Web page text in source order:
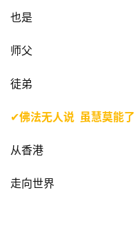
策
规
免
声
也是
师父
徒弟
✔佛法无人说  虽慧莫能了
从香港
走向世界